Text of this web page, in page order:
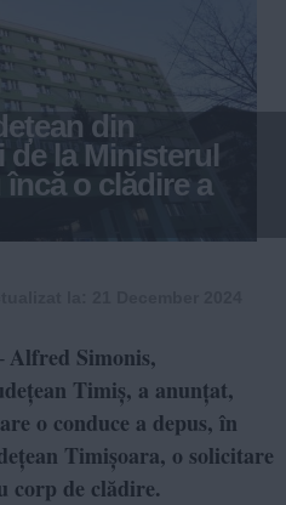
din
de la Ministerul
o clădire a
- Alfred Simonis,
Timiș, a anunțat,
o conduce a depus, în
Timișoara, o solicitare
corp de clădire.